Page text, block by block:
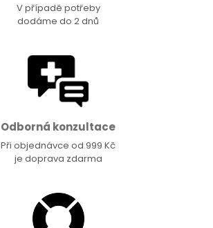
V případě potřeby
dodáme do 2 dnů
Odborná konzultace
Při objednávce od 999 Kč
je doprava zdarma